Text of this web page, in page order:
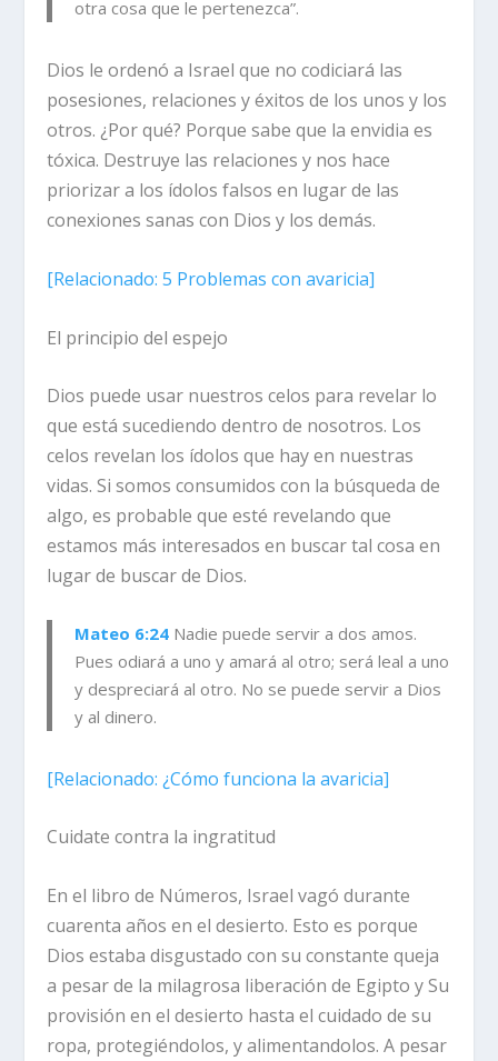
otra cosa que le pertenezca”.
Dios le ordenó a Israel que no codiciará las
posesiones, relaciones y éxitos de los unos y los
otros. ¿Por qué? Porque sabe que la envidia es
tóxica. Destruye las relaciones y nos hace
priorizar a los ídolos falsos en lugar de las
conexiones sanas con Dios y los demás.
[Relacionado: 5 Problemas con avaricia]
El principio del espejo
Dios puede usar nuestros celos para revelar lo
que está sucediendo dentro de nosotros. Los
celos revelan los ídolos que hay en nuestras
vidas. Si somos consumidos con la búsqueda de
algo, es probable que esté revelando que
estamos más interesados en buscar tal cosa en
lugar de buscar de Dios.
Mateo 6:24 Nadie puede servir a dos amos.
Pues odiará a uno y amará al otro; será leal a uno
y despreciará al otro. No se puede servir a Dios
y al dinero.
[Relacionado: ¿Cómo funciona la avaricia]
Cuidate contra la ingratitud
En el libro de Números, Israel vagó durante
cuarenta años en el desierto. Esto es porque
Dios estaba disgustado con su constante queja
a pesar de la milagrosa liberación de Egipto y Su
provisión en el desierto hasta el cuidado de su
ropa, protegiéndolos, y alimentandolos. A pesar